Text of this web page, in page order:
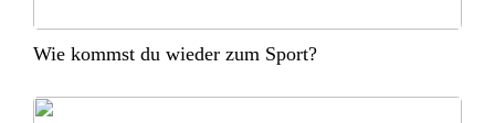
Wie kommst du wieder zum Sport?